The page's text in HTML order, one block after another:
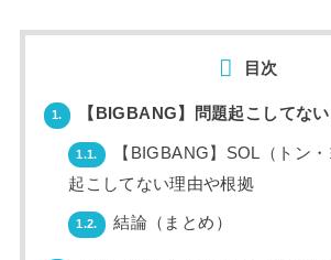
目次
1. 【BIGBANG】問題起こしてない
1.1.
【BIGBANG】SOL（トン
起こしてない理由や根拠
1.2. 結論（まとめ）